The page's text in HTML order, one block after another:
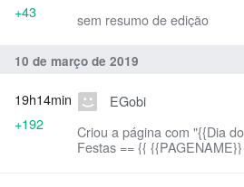
sem resumo de edição
+43
10 de março de 2019
EGobi
Criou a página com "{{Dia
Festas == {{ {{PAGENAME}} }} en:April 1 fr:1
19h14min
+192